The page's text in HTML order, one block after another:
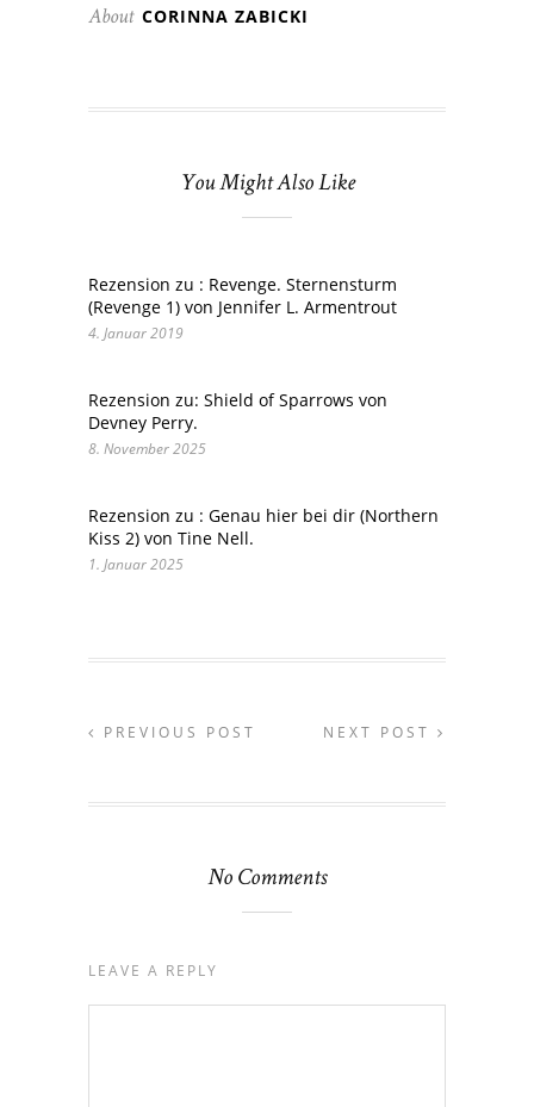
About CORINNA ZABICKI
You Might Also Like
Rezension zu : Revenge. Sternensturm
(Revenge 1) von Jennifer L. Armentrout
4. Januar 2019
Rezension zu: Shield of Sparrows von
Devney Perry.
8. November 2025
Rezension zu : Genau hier bei dir (Northern
Kiss 2) von Tine Nell.
1. Januar 2025
PREVIOUS POST NEXT POST
No Comments
LEAVE A REPLY